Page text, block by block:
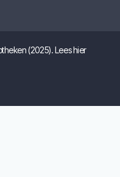
(2025). Lees hier